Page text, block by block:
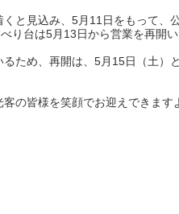
と見込み、5月11日をもって、
り台は5月13日から営業を再開い
ため、再開は、5月15日（土）
の皆様を笑顔でお迎えできま